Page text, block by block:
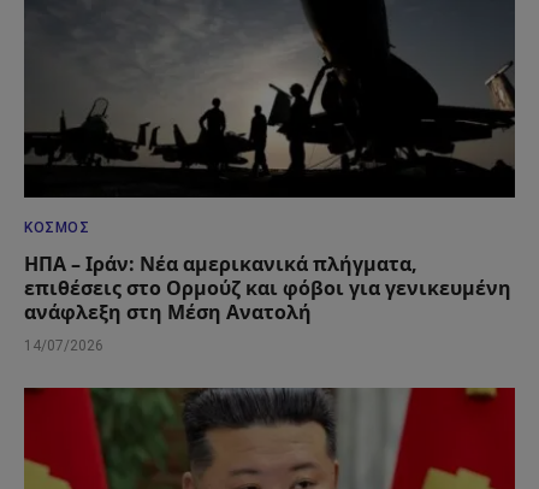
ΚΌΣΜΟΣ
ΗΠΑ – Ιράν: Νέα αμερικανικά πλήγματα,
επιθέσεις στο Ορμούζ και φόβοι για γενικευμένη
ανάφλεξη στη Μέση Ανατολή
14/07/2026